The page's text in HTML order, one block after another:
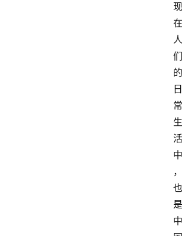
现
在
人
们
的
日
常
生
活
中
，
也
是
中